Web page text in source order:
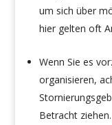
um sich über
hier gelten oft
Wenn Sie es
organisieren,
Betracht